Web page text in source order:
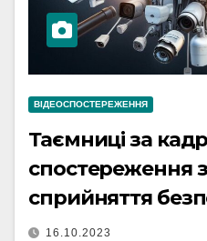
ВІДЕОСПОСТЕРЕЖЕННЯ
Таємниці за
спостереження
сприйняття
16.10.2023